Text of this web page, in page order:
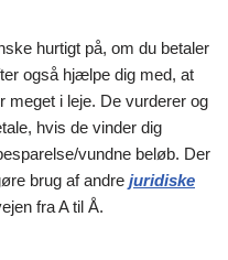
hurtigt på, om du betaler
også hjælpe dig med, at
meget i leje. De vurderer og
hvis de vinder dig
vundne beløb. Der
brug af andre juridiske
fra A til Å.